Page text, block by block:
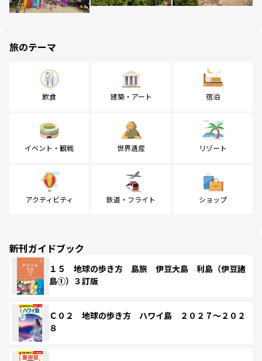
旅のテーマ
飲食 建築・アート 宿泊
イベント・観戦 世界遺産 リゾート
アクティビティ 鉄道・フライト ショップ
新刊ガイドブック
１５ 地球の歩き方 島旅 伊豆大島 利島（伊豆諸
島①）３訂版
Ｃ０２ 地球の歩き方 ハワイ島 ２０２７～２０２
８